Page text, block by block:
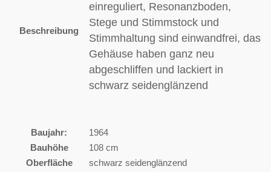
Beschreibung
einreguliert, Resonanzboden,
Stege und Stimmstock und
Stimmhaltung sind einwandfrei, das
Gehäuse haben ganz neu
abgeschliffen und lackiert in
schwarz seidenglänzend
Baujahr:
1964
Bauhöhe
108 cm
Oberfläche
schwarz seidenglänzend